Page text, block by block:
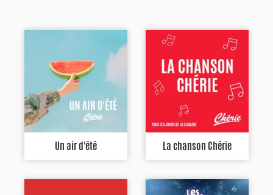
Un air d'été La chanson Chérie